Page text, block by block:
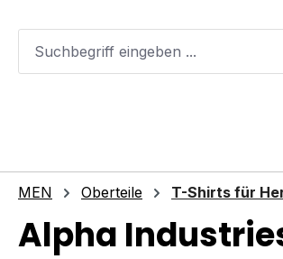
MEN Oberteile T-Shirts für
Alpha